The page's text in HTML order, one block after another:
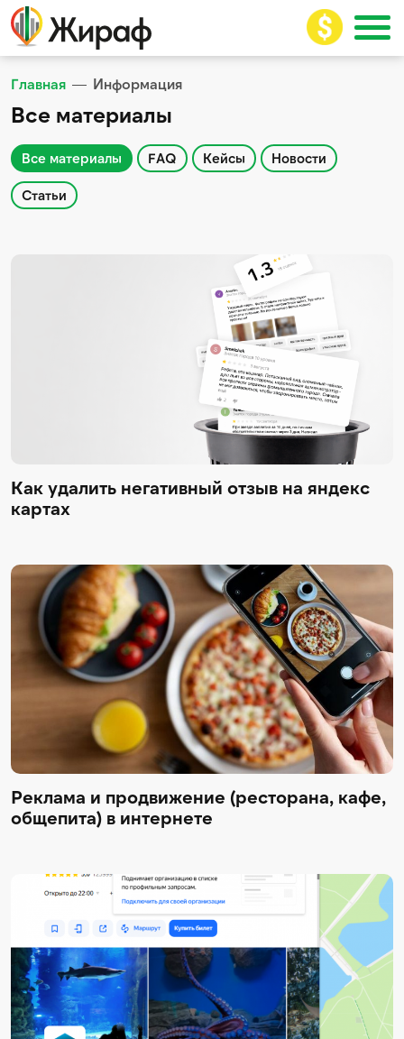
Главная Информация
Все материалы
Все материалы FAQ Кейсы Новости
Статьи
Как удалить негативный отзыв на яндекс
картах
Реклама и продвижение (ресторана, кафе,
общепита) в интернете